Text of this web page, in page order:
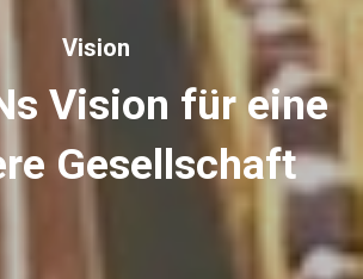
Vision
Vision für eine
Gesellschaft